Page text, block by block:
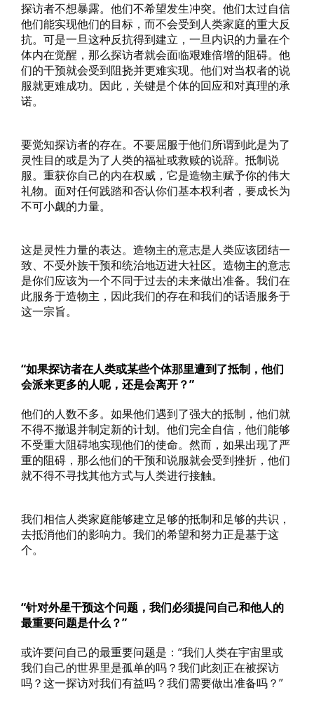
探访者不想暴露。他们不希望发生冲突。他们太过自信
他们能实现他们的目标，而不会受到人类家庭的重大反
抗。可是一旦这种反抗得到建立，一旦内识的力量在个
体内在觉醒，那么探访者就会面临艰难倍增的阻碍。他
们的干预就会受到阻挠并更难实现。他们对当权者的说
服就更难成功。因此，关键是个体的回应和对真理的承
诺。
要觉知探访者的存在。不要屈服于他们所谓到此是为了
灵性目的或是为了人类的福祉或救赎的说辞。抵制说
服。重获你自己的内在权威，它是造物主赋予你的伟大
礼物。面对任何践踏和否认你们基本权利者，要成长为
不可小觑的力量。
这是灵性力量的表达。造物主的意志是人类应该团结一
致、不受外族干预和统治地迈进大社区。造物主的意志
是你们应该为一个不同于过去的未来做出准备。我们在
此服务于造物主，因此我们的存在和我们的话语服务于
这一宗旨。
“如果探访者在人类或某些个体那里遭到了抵制，他们
会派来更多的人呢，还是会离开？”
他们的人数不多。如果他们遇到了强大的抵制，他们就
不得不撤退并制定新的计划。他们完全自信，他们能够
不受重大阻碍地实现他们的使命。然而，如果出现了严
重的阻碍，那么他们的干预和说服就会受到挫折，他们
就不得不寻找其他方式与人类进行接触。
我们相信人类家庭能够建立足够的抵制和足够的共识，
去抵消他们的影响力。我们的希望和努力正是基于这
个。
“针对外星干预这个问题，我们必须提问自己和他人的
最重要问题是什么？”
或许要问自己的最重要问题是：“我们人类在宇宙里或
我们自己的世界里是孤单的吗？我们此刻正在被探访
吗？这一探访对我们有益吗？我们需要做出准备吗？”